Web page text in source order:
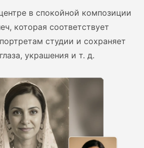
в спокойной композиции
которая соответствует
студии и сохраняет
украшения и т. д.